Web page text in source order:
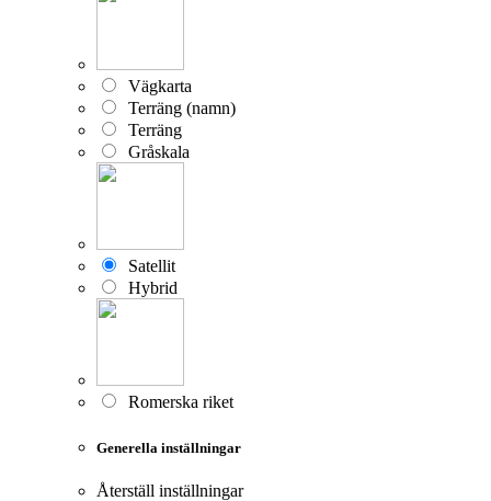
Vägkarta
Terräng (namn)
Terräng
Gråskala
Satellit
Hybrid
Romerska riket
Generella inställningar
Återställ inställningar